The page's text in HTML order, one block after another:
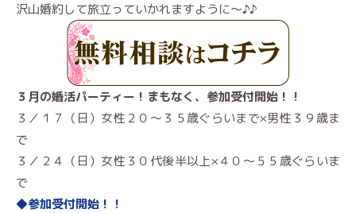
沢山婚約して旅立っていかれますように〜♪♪
３月の婚活パーティー！まもなく、参加受付開始！！
３／１７（日）女性２０〜３５歳ぐらいまで×男性３９歳ま
で
３／２４（日）女性３０代後半以上×４０〜５５歳ぐらいま
で
◆参加受付開始！！